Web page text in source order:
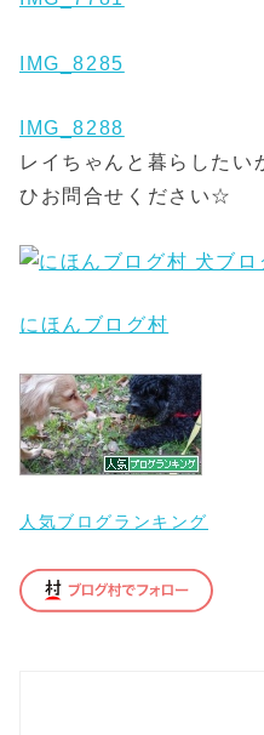
IMG_8285
IMG_8288
レイちゃんと暮らしたい
ひお問合せください☆
にほんブログ村
人気ブログランキング